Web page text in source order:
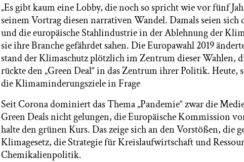
„Es gibt kaum eine Lobby, die noch so spricht wie vor fünf
seinem Vortrag diesen narrativen Wandel. Damals seien
und die europäische Stahlindustrie in der Ablehnung der
sie ihre Branche gefährdet sahen. Die Europawahl 2019
stand der Klimaschutz plötzlich im Zentrum dieser Wahlen,
rückte den „Green Deal“ in das Zentrum ihrer Politik. Heute,
die Klimaminderungsziele in Frage
Seit Corona dominiert das Thema „Pandemie“ zwar die
Green Deals nicht gelungen, die Europäische Kommission
halte den grünen Kurs. Das zeige sich an den Vorstößen, die
Klimagesetz, die Strategie für Kreislaufwirtschaft und
Chemikalienpolitik.